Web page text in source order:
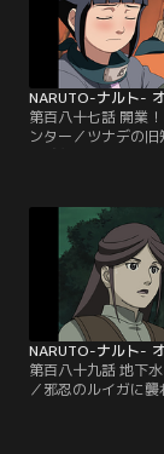
第百八十七話 開業
ンター／ツナデの
る行商人たちと合
の方角から上がる妙
たナルトたちは、直
の襲撃を受ける。「
攻撃対象になる筈が
に考えていたが…。
イチャンネル】
第百八十九話 地下
／邪忍のルイガに